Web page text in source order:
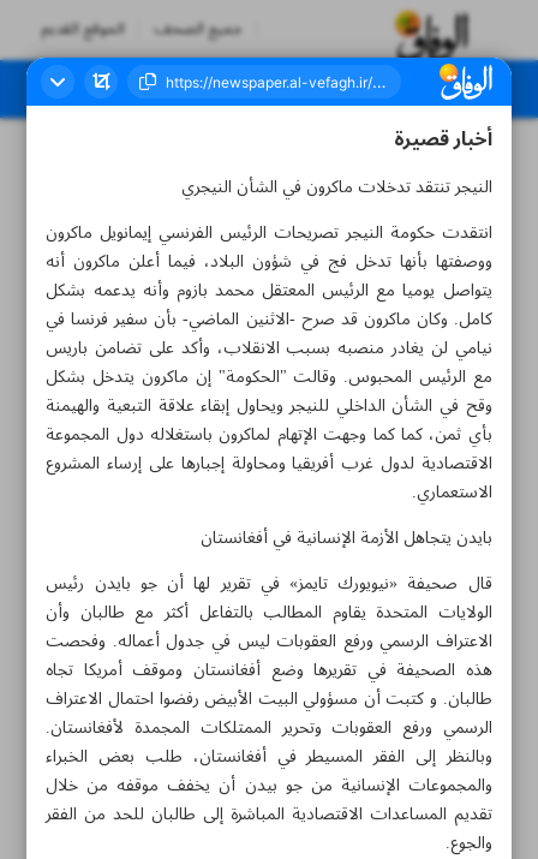
جميع الصحف الموقع القديم
العدد سبعة آلاف وثلاثمائة وثلاثة وعشرون - ٠٣ سبتمبر ٢٠٢٣
أخبار قصيرة
النيجر تنتقد تدخلات ماكرون في الشأن النيجري
انتقدت حكومة النيجر تصريحات الرئيس الفرنسي إيمانويل ماكرون
ووصفتها بأنها تدخل فج في شؤون البلاد، فيما أعلن ماكرون أنه
يتواصل يوميا مع الرئيس المعتقل محمد بازوم وأنه يدعمه بشكل
كامل. وكان ماكرون قد صرح -الاثنين الماضي- بأن سفير فرنسا في
نيامي لن يغادر منصبه بسبب الانقلاب، وأكد على تضامن باريس
مع الرئيس المحبوس. وقالت "الحكومة" إن ماكرون يتدخل بشكل
وقح في الشأن الداخلي للنيجر ويحاول إبقاء علاقة التبعية والهيمنة
بأي ثمن، كما كما وجهت الإتهام لماكرون باستغلاله دول المجموعة
الاقتصادية لدول غرب أفريقيا ومحاولة إجبارها على إرساء المشروع
الاستعماري.
بايدن يتجاهل الأزمة الإنسانية في أفغانستان
قال صحيفة «نيويورك تايمز» في تقرير لها أن جو بايدن رئيس
الولايات المتحدة يقاوم المطالب بالتفاعل أكثر مع طالبان وأن
الاعتراف الرسمي ورفع العقوبات ليس في جدول أعماله. وفحصت
هذه الصحيفة في تقريرها وضع أفغانستان وموقف أمريكا تجاه
طالبان. و كتبت أن مسؤولي البيت الأبيض رفضوا احتمال الاعتراف
الرسمي ورفع العقوبات وتحرير الممتلكات المجمدة لأفغانستان.
وبالنظر إلى الفقر المسيطر في أفغانستان، طلب بعض الخبراء
والمجموعات الإنسانية من جو بيدن أن يخفف موقفه من خلال
تقديم المساعدات الاقتصادية المباشرة إلى طالبان للحد من الفقر
والجوع.